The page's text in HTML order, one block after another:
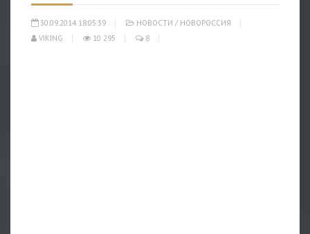
30.09.2014 18:05:39 НОВОСТИ / НОВОРОССИЯ
VIKING
10 295 8